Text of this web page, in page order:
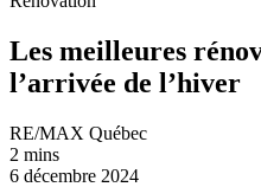
Les meilleures
l’arrivée de l’hiver
RE/MAX Québec
2 mins
6 décembre 2024